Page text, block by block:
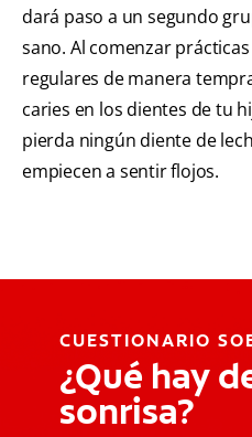
dará paso a un segundo
sano. Al comenzar
regulares de manera
caries en los dientes de tu
pierda ningún diente de
empiecen a sentir flojos.
CUESTIONARIO
¿Qué hay
sonrisa?